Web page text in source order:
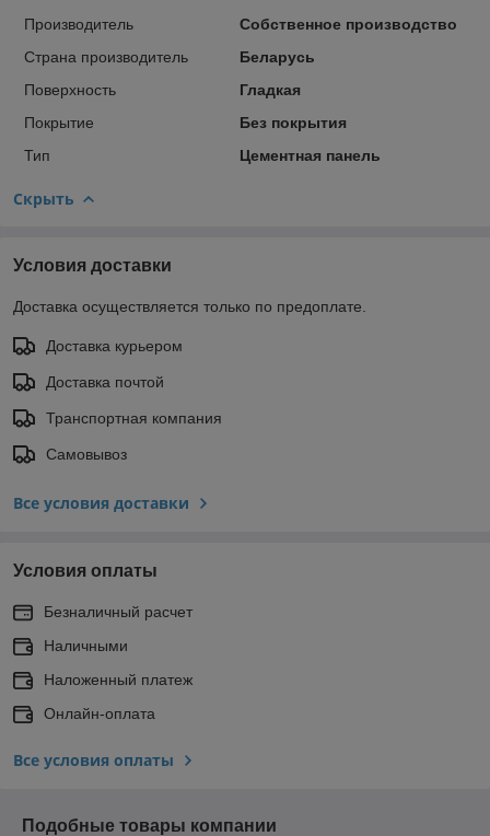
Производитель
Собственное производство
Страна производитель
Беларусь
Поверхность
Гладкая
Покрытие
Без покрытия
Тип
Цементная панель
Скрыть
Условия доставки
Доставка осуществляется только по предоплате.
Доставка курьером
Доставка почтой
Транспортная компания
Самовывоз
Все условия доставки
Условия оплаты
Безналичный расчет
Наличными
Наложенный платеж
Онлайн-оплата
Все условия оплаты
Подобные товары компании